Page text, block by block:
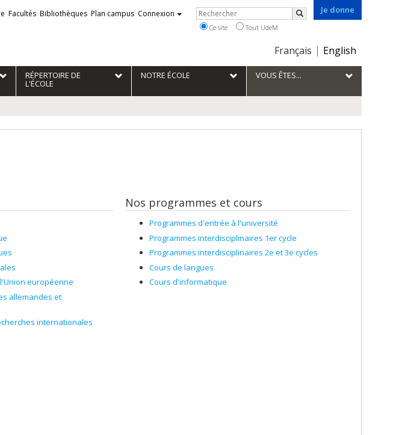
Je donne
Choix
la
langue
Français English
Facultés Bibliothèques Plan campus Connexion Rechercher
Rechercher
Ce site Tout UdeM
RÉPERTOIRE DE
L'ÉCOLE
NOTRE ÉCOLE VOUS ÊTES...
européenne
allemandes et
internationales
Nos programmes et cours
Programmes d'entrée à l'université
Programmes interdisciplinaires 1er cycle
Programmes interdisciplinaires 2e et 3e cycles
Cours de langues
Cours d'informatique